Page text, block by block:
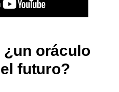
¿un oráculo
futuro?